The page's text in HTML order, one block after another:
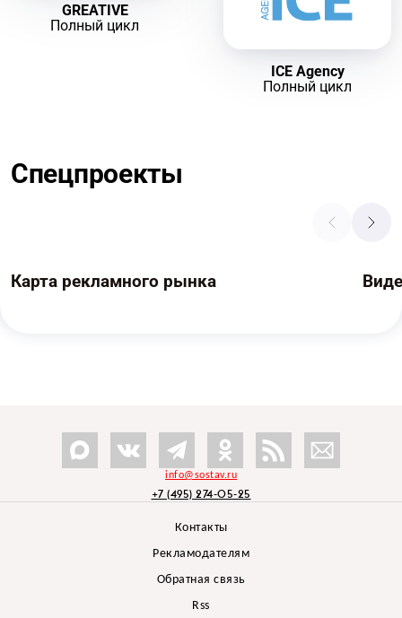
GREATIVE
Полный цикл
ICE Agency
Полный цикл
Спецпроекты
Карта рекламного рынка
info@sostav.ru
+7 (495) 274-05-25
Контакты
Рекламодателям
Обратная связь
Rss